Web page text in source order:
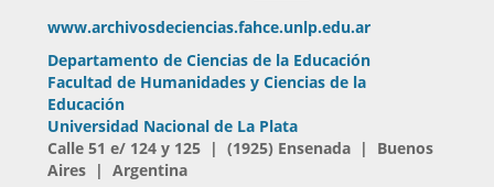
www.archivosdeciencias.fahce.unlp.edu.ar
Departamento de Ciencias de la Educación
Facultad de Humanidades y Ciencias de la
Educación
Universidad Nacional de La Plata
Calle 51 e/ 124 y 125 | (1925) Ensenada | Buenos
Aires | Argentina